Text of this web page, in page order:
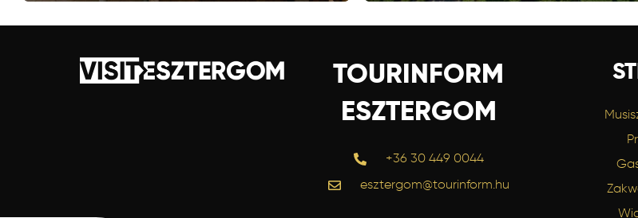
TOURINFORM
ESZTERGOM
+36 30 449 0044
esztergom@tourinform.hu